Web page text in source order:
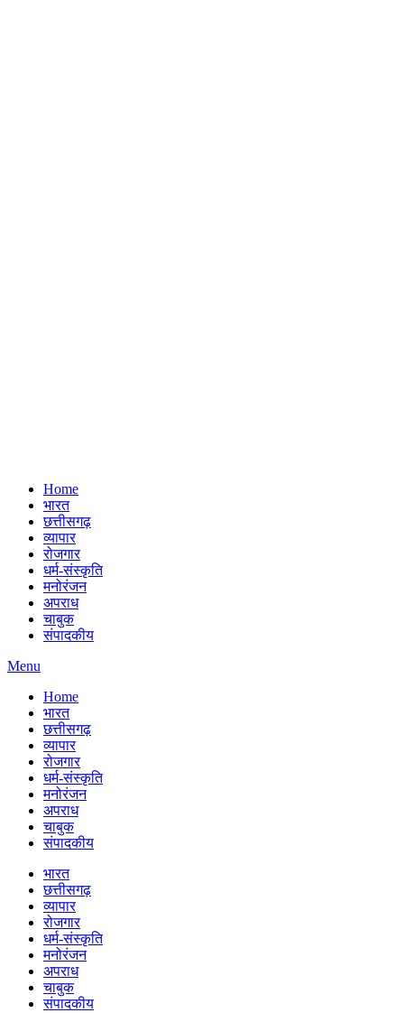
Home
भारत
छत्तीसगढ़
व्यापार
रोजगार
धर्म-संस्कृति
मनोरंजन
अपराध
चाबुक
संपादकीय
Menu
Home
भारत
छत्तीसगढ़
व्यापार
रोजगार
धर्म-संस्कृति
मनोरंजन
अपराध
चाबुक
संपादकीय
भारत
छत्तीसगढ़
व्यापार
रोजगार
धर्म-संस्कृति
मनोरंजन
अपराध
चाबुक
संपादकीय